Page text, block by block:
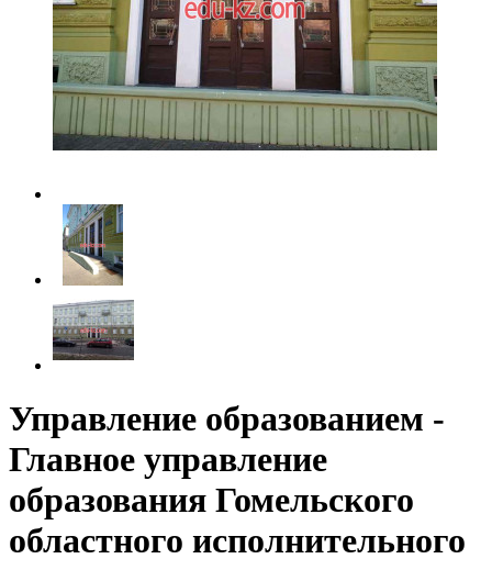
Управление образованием -
Главное управление
образования Гомельского
областного исполнительного